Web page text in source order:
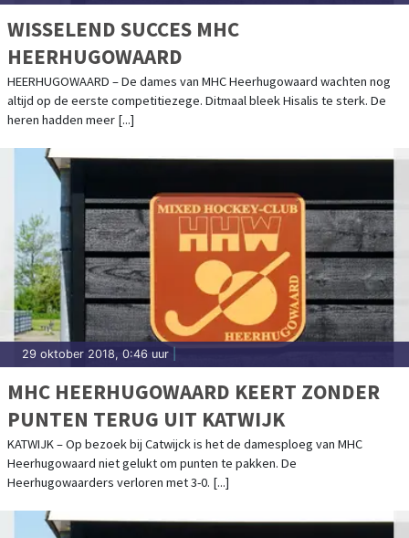
WISSELEND SUCCES MHC
HEERHUGOWAARD
HEERHUGOWAARD – De dames van MHC Heerhugowaard wachten nog
altijd op de eerste competitiezege. Ditmaal bleek Hisalis te sterk. De
heren hadden meer [...]
29 oktober 2018, 0:46 uur
MHC HEERHUGOWAARD KEERT ZONDER
PUNTEN TERUG UIT KATWIJK
KATWIJK – Op bezoek bij Catwijck is het de damesploeg van MHC
Heerhugowaard niet gelukt om punten te pakken. De
Heerhugowaarders verloren met 3-0. [...]